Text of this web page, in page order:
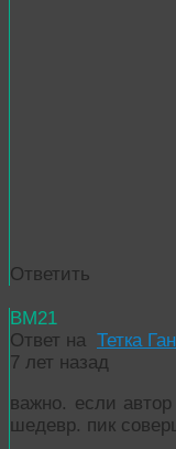
Ответить
BM21
Ответ на Тетка
7 лет назад
важно. если
шедевр. пик